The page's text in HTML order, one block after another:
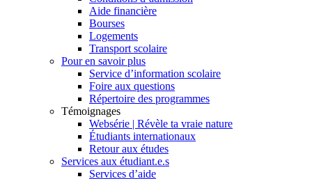
Aide financière
Bourses
Logements
Transport scolaire
Pour en savoir plus
Service d’information scolaire
Foire aux questions
Répertoire des programmes
Témoignages
Websérie | Révèle ta vraie nature
Étudiants internationaux
Retour aux études
Services aux étudiant.e.s
Services d’aide